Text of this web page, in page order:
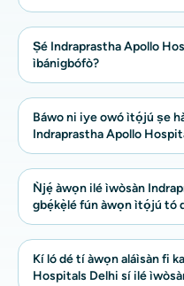
Ṣé Indraprastha Apollo
ìbánigbófò?
Báwo ni iye owó ìtọ́jú ṣe
Indraprastha Apollo
Ǹjẹ́ àwọn ilé ìwòsàn
gbẹ́kẹ̀lé fún àwọn ìtọ́jú tó
Kí ló dé tí àwọn aláìsàn fi
Hospitals Delhi sí ilé